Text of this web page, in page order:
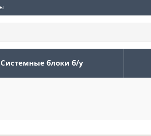
Системные блоки б/у